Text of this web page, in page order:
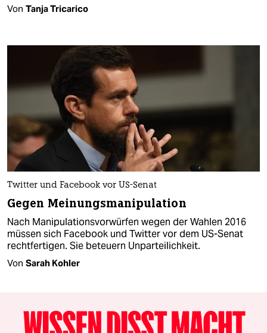
Von Tanja Tricarico
Twitter und Facebook vor US-Senat
Gegen Meinungsmanipulation
Nach Manipulationsvorwürfen wegen der Wahlen 2016
müssen sich Facebook und Twitter vor dem US-Senat
rechtfertigen. Sie beteuern Unparteilichkeit.
Von Sarah Kohler